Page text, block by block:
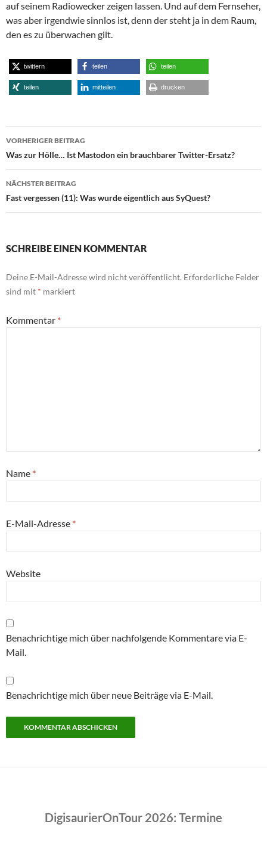
auf seinem Radiowecker zeigen lassen. Und auf dem Fernseher,
was aber irgendwie sinnlos ist, denn der steht ja in dem Raum,
den es zu überwachen gilt.
twittern teilen teilen
teilen mitteilen drucken
Beitragsnavigation
VORHERIGER BEITRAG
Was zur Hölle… Ist Mastodon ein brauchbarer Twitter-Ersatz?
NÄCHSTER BEITRAG
Fast vergessen (11): Was wurde eigentlich aus SyQuest?
SCHREIBE EINEN KOMMENTAR
Deine E-Mail-Adresse wird nicht veröffentlicht. Erforderliche Felder
sind mit * markiert
Kommentar *
Name *
E-Mail-Adresse *
Website
Benachrichtige mich über nachfolgende Kommentare via E-
Mail.
Benachrichtige mich über neue Beiträge via E-Mail.
DigisaurierOnTour 2026: Termine